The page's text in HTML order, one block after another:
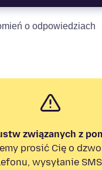
o odpowiedziach
związanych z
prosić Cię o
wysyłanie